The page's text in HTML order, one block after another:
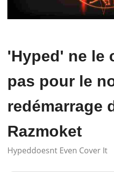
'Hyped' ne le
pas pour le
redémarrage
Razmoket
Hypeddoesnt Even Cover It